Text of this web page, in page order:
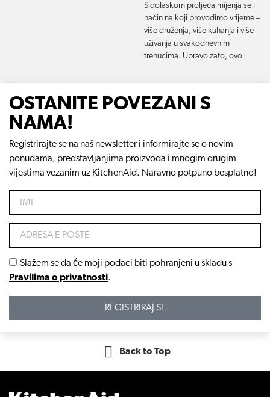
S dolaskom proljeća mijenja se i
način na koji provodimo vrijeme –
više druženja, više kuhanja i više
uživanja u svakodnevnim
trenucima. Upravo zato, ovo
OSTANITE POVEZANI S
NAMA!
Registrirajte se na naš newsletter i informirajte se o novim
ponudama, predstavljanjima proizvoda i mnogim drugim
vijestima vezanim uz KitchenAid. Naravno potpuno besplatno!
Slažem se da će moji podaci biti pohranjeni u skladu s
Pravilima o privatnosti.
REGISTRIRAJ SE
Back to Top